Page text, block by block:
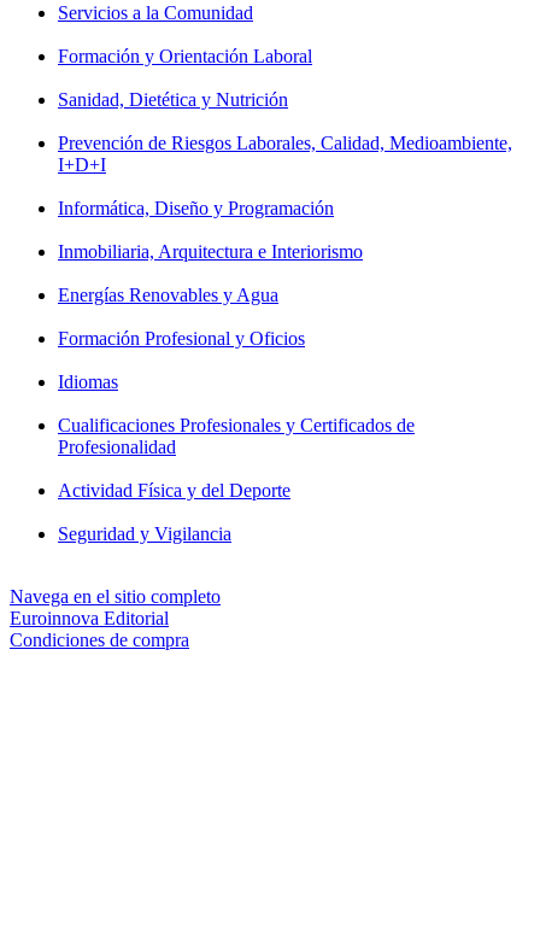
Servicios a la Comunidad
Formación y Orientación Laboral
Sanidad, Dietética y Nutrición
Prevención de Riesgos Laborales, Calidad, Medioambiente,
I+D+I
Informática, Diseño y Programación
Inmobiliaria, Arquitectura e Interiorismo
Energías Renovables y Agua
Formación Profesional y Oficios
Idiomas
Cualificaciones Profesionales y Certificados de
Profesionalidad
Actividad Física y del Deporte
Seguridad y Vigilancia
Navega en el sitio completo
Euroinnova Editorial
Condiciones de compra